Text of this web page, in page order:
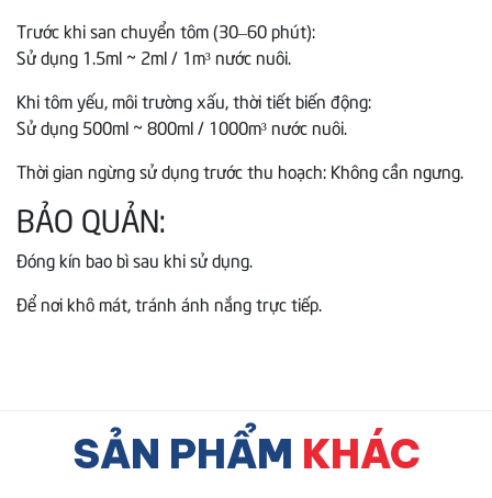
Trước khi san chuyển tôm (30–60 phút):
Sử dụng 1.5ml ~ 2ml / 1m³ nước nuôi.
Khi tôm yếu, môi trường xấu, thời tiết biến động:
Sử dụng 500ml ~ 800ml / 1000m³ nước nuôi.
Thời gian ngừng sử dụng trước thu hoạch: Không cần ngưng.
BẢO QUẢN:
Đóng kín bao bì sau khi sử dụng.
Để nơi khô mát, tránh ánh nắng trực tiếp.
SẢN PHẨM KHÁC